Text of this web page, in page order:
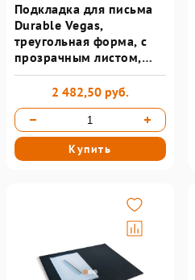
Подкладка для письма
Durable Vegas,
треугольная форма, с
прозрачным листом,
690*510 мм,
серебристый
2 482,50 руб.
Купить